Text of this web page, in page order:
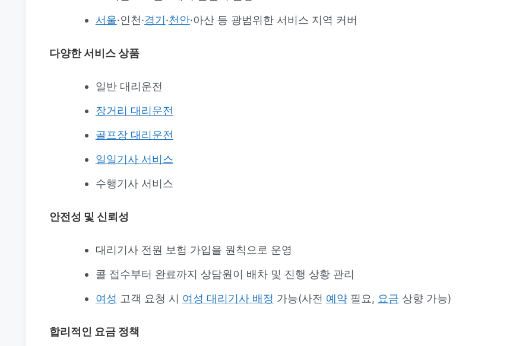
서울·인천·경기·천안·아산 등 광범위한 서비스 지역 커버
다양한 서비스 상품
일반 대리운전
장거리 대리운전
골프장 대리운전
일일기사 서비스
수행기사 서비스
안전성 및 신뢰성
대리기사 전원 보험 가입을 원칙으로 운영
콜 접수부터 완료까지 상담원이 배차 및 진행 상황 관리
여성 고객 요청 시 여성 대리기사 배정 가능(사전 예약필요, 요금 상향 가능)
합리적인 요금 정책